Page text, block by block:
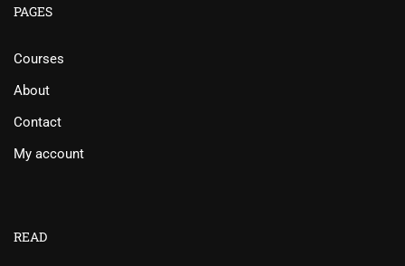
PAGES
Courses
About
Contact
My account
READ